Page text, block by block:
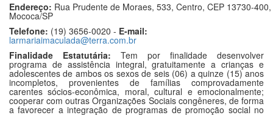
Endereço: Rua Prudente de Moraes, 533, Centro, CEP 13730-400,
Mococa/SP
Telefone: (19) 3656-0020 - E-mail:
larmariaimaculada@terra.com.br
Finalidade Estatutária: Tem por finalidade desenvolver
programa de assistência integral, gratuitamente a crianças e
adolescentes de ambos os sexos de seis (06) a quinze (15) anos
incompletos, provenientes de famílias comprovadamente
carentes sócios-econômica, moral, cultural e emocionalmente;
cooperar com outras Organizações Sociais congêneres, de forma
a favorecer a integração de programas de promoção social no